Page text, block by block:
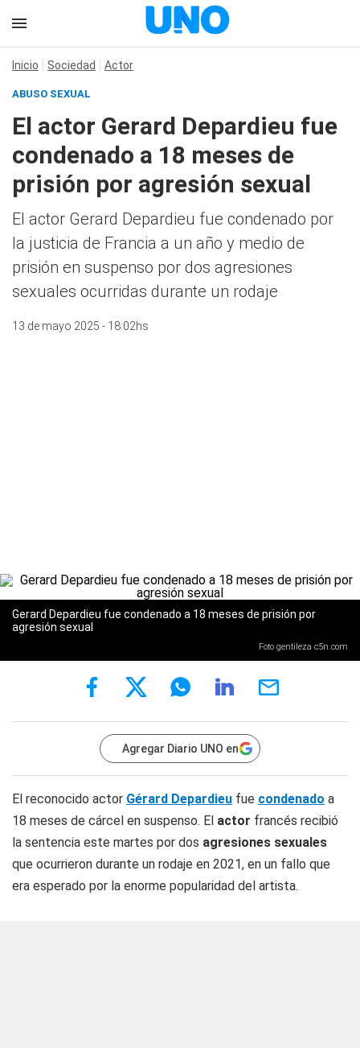
Inicio Sociedad Actor
ABUSO SEXUAL
El actor Gerard Depardieu fue
condenado a 18 meses de
prisión por agresión sexual
El actor Gerard Depardieu fue condenado por
la justicia de Francia a un año y medio de
prisión en suspenso por dos agresiones
sexuales ocurridas durante un rodaje
13 de mayo 2025 - 18:02hs
Gerard Depardieu fue condenado a 18 meses de prisión por
agresión sexual
Foto gentileza c5n.com
Agregar Diario UNO en
El reconocido actor Gérard Depardieu fue condenado a
18 meses de cárcel en suspenso. El actor francés recibió
la sentencia este martes por dos agresiones sexuales
que ocurrieron durante un rodaje en 2021, en un fallo que
era esperado por la enorme popularidad del artista.